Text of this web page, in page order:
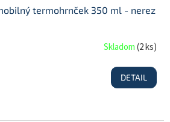
termohrnček 350 ml - nerez
Skladom(2 ks)
DETAIL